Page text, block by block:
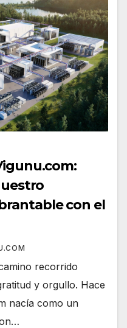
con el
recorrido
y orgullo. Hace
nacía como un